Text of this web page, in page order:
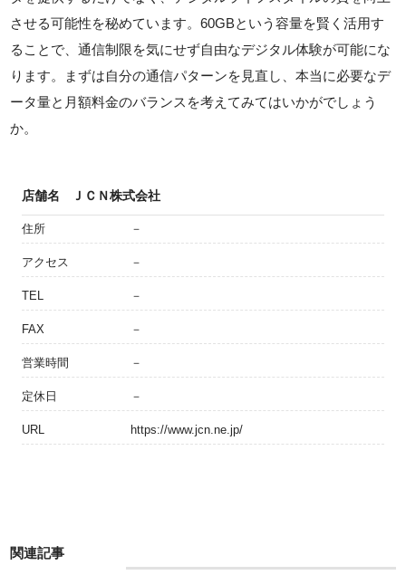
させる可能性を秘めています。60GBという容量を賢く活用す
ることで、通信制限を気にせず自由なデジタル体験が可能にな
ります。まずは自分の通信パターンを見直し、本当に必要なデ
ータ量と月額料金のバランスを考えてみてはいかがでしょう
か。
店舗名 ＪＣＮ株式会社
住所 －
アクセス －
TEL －
FAX －
営業時間 －
定休日 －
URL https://www.jcn.ne.jp/
関連記事